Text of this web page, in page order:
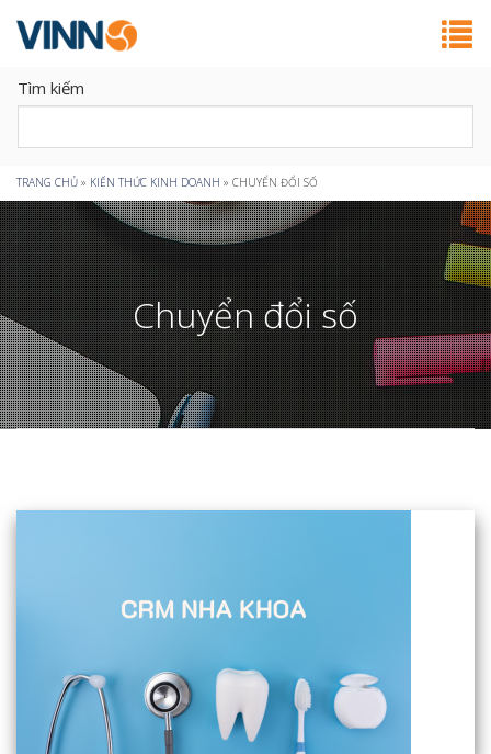
Tìm kiếm
Bạn
đang
ở
đây
TRANG CHỦ » KIẾN THỨC KINH DOANH » CHUYỂN ĐỔI SỐ
Chuyển đổi số